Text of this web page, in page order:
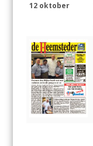
12 oktober